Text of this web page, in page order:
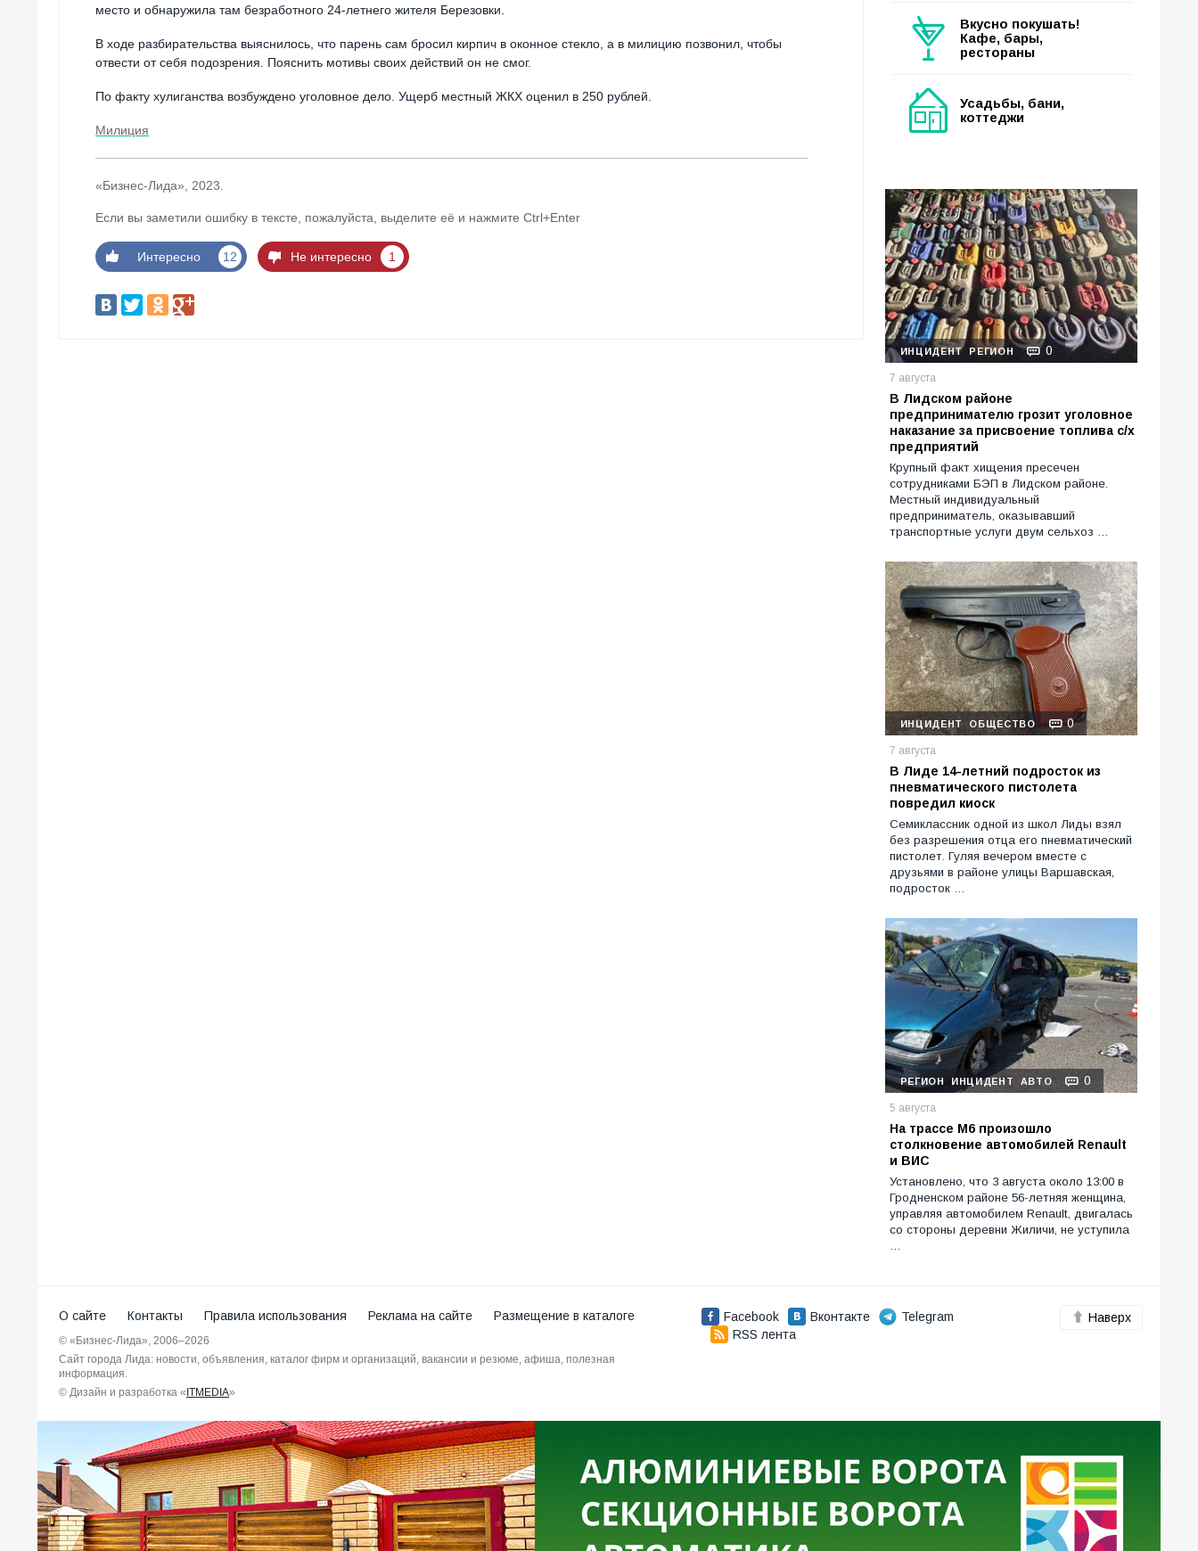
место и обнаружила там безработного 24-летнего жителя Березовки.
В ходе разбирательства выяснилось, что парень сам бросил кирпич в оконное стекло, а в милицию позвонил, чтобы
отвести от себя подозрения. Пояснить мотивы своих действий он не смог.
По факту хулиганства возбуждено уголовное дело. Ущерб местный ЖКХ оценил в 250 рублей.
Милиция
«Бизнес-Лида», 2023.
Если вы заметили ошибку в тексте, пожалуйста, выделите её и нажмите Ctrl+Enter
Интересно 12 Не интересно 1
Вкусно покушать!
Кафе, бары,
рестораны
Усадьбы, бани,
коттеджи
ИНЦИДЕНТ РЕГИОН 0
7 августа
В Лидском районе
предпринимателю грозит уголовное
наказание за присвоение топлива с/х
предприятий
Крупный факт хищения пресечен
сотрудниками БЭП в Лидском районе.
Местный индивидуальный
предприниматель, оказывавший
транспортные услуги двум сельхоз …
ИНЦИДЕНТ ОБЩЕСТВО 0
7 августа
В Лиде 14-летний подросток из
пневматического пистолета
повредил киоск
Семиклассник одной из школ Лиды взял
без разрешения отца его пневматический
пистолет. Гуляя вечером вместе с
друзьями в районе улицы Варшавская,
подросток …
РЕГИОН ИНЦИДЕНТ АВТО 0
5 августа
На трассе М6 произошло
столкновение автомобилей Renault
и ВИС
Установлено, что 3 августа около 13:00 в
Гродненском районе 56-летняя женщина,
управляя автомобилем Renault, двигалась
со стороны деревни Жиличи, не уступила
О сайте Контакты Правила использования Реклама на сайте Размещение в каталоге
© «Бизнес-Лида», 2006–2026
Сайт города Лида: новости, объявления, каталог фирм и организаций, вакансии и резюме, афиша, полезная
информация.
© Дизайн и разработка «ITMEDIA»
Facebook Вконтакте
Telegram
RSS лента
Наверх